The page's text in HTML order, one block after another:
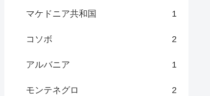
マケドニア共和国 1
コソボ 2
アルバニア 1
モンテネグロ 2